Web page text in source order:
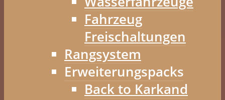
Fahrzeug
Freischaltungen
Rangsystem
Erweiterungspacks
Back to Karkand